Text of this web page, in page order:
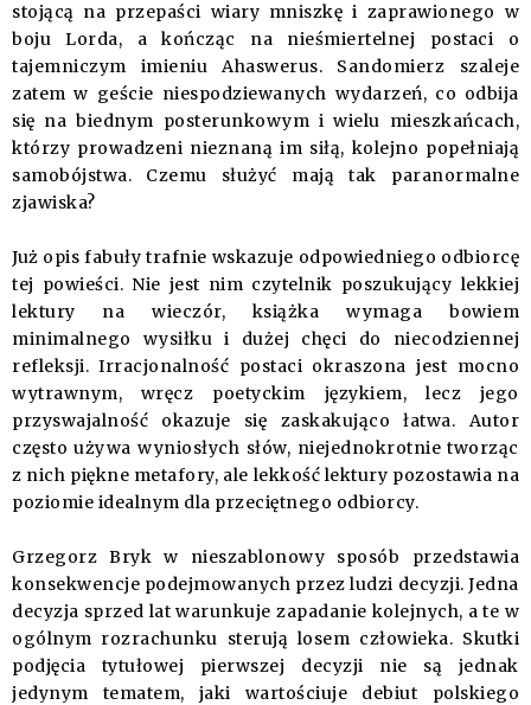
stojącą na przepaści wiary mniszkę i zaprawionego w
boju Lorda, a kończąc na nieśmiertelnej postaci o
tajemniczym imieniu Ahaswerus. Sandomierz szaleje
zatem w geście niespodziewanych wydarzeń, co odbija
się na biednym posterunkowym i wielu mieszkańcach,
którzy prowadzeni nieznaną im siłą, kolejno popełniają
samobójstwa. Czemu służyć mają tak paranormalne
zjawiska?
Już opis fabuły trafnie wskazuje odpowiedniego odbiorcę
tej powieści. Nie jest nim czytelnik poszukujący lekkiej
lektury na wieczór, książka wymaga bowiem
minimalnego wysiłku i dużej chęci do niecodziennej
refleksji. Irracjonalność postaci okraszona jest mocno
wytrawnym, wręcz poetyckim językiem, lecz jego
przyswajalność okazuje się zaskakująco łatwa. Autor
często używa wyniosłych słów, niejednokrotnie tworząc
z nich piękne metafory, ale lekkość lektury pozostawia na
poziomie idealnym dla przeciętnego odbiorcy.
Grzegorz Bryk w nieszablonowy sposób przedstawia
konsekwencje podejmowanych przez ludzi decyzji. Jedna
decyzja sprzed lat warunkuje zapadanie kolejnych, a te w
ogólnym rozrachunku sterują losem człowieka. Skutki
podjęcia tytułowej pierwszej decyzji nie są jednak
jedynym tematem, jaki wartościuje debiut polskiego